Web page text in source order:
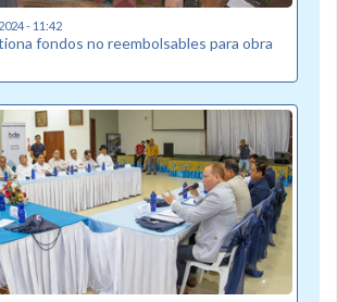
- 11:42
fondos no reembolsables para obra